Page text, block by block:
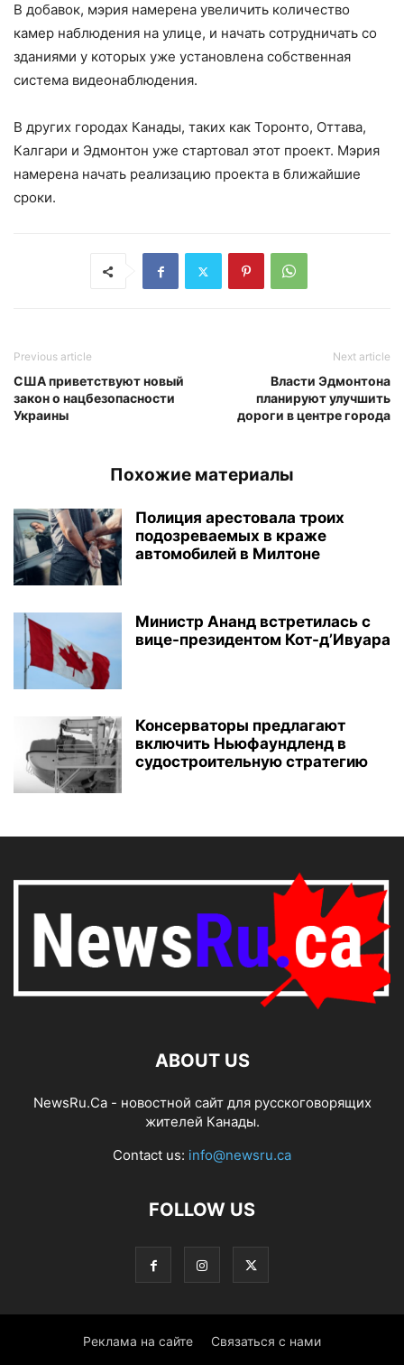
В добавок, мэрия намерена увеличить количество
камер наблюдения на улице, и начать сотрудничать со
зданиями у которых уже установлена собственная
система видеонаблюдения.
В других городах Канады, таких как Торонто, Оттава,
Калгари и Эдмонтон уже стартовал этот проект. Мэрия
намерена начать реализацию проекта в ближайшие
сроки.
Previous article
США приветствуют новый
закон о нацбезопасности
Украины
Next article
Власти Эдмонтона
планируют улучшить
дороги в центре города
Похожие материалы
Полиция арестовала троих
подозреваемых в краже
автомобилей в Милтоне
Министр Ананд встретилась с
вице-президентом Кот-д’Ивуара
Консерваторы предлагают
включить Ньюфаундленд в
судостроительную стратегию
ABOUT US
NewsRu.Ca - новостной сайт для русскоговорящих
жителей Канады.
Contact us: info@newsru.ca
FOLLOW US
Реклама на сайте Связаться с нами